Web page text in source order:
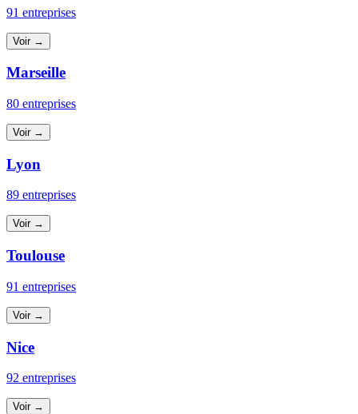
91 entreprises
Voir →
Marseille
80 entreprises
Voir →
Lyon
89 entreprises
Voir →
Toulouse
91 entreprises
Voir →
Nice
92 entreprises
Voir →